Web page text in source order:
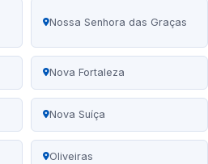
Nossa Senhora das Graças
Nova Fortaleza
Nova Suíça
Oliveiras